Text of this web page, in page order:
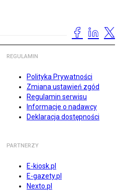
REGULAMIN
Polityka Prywatności
Zmiana ustawień zgód
Regulamin serwisu
Informacje o nadawcy
Deklaracja dostępności
PARTNERZY
E-kiosk.pl
E-gazety.pl
Nexto.pl